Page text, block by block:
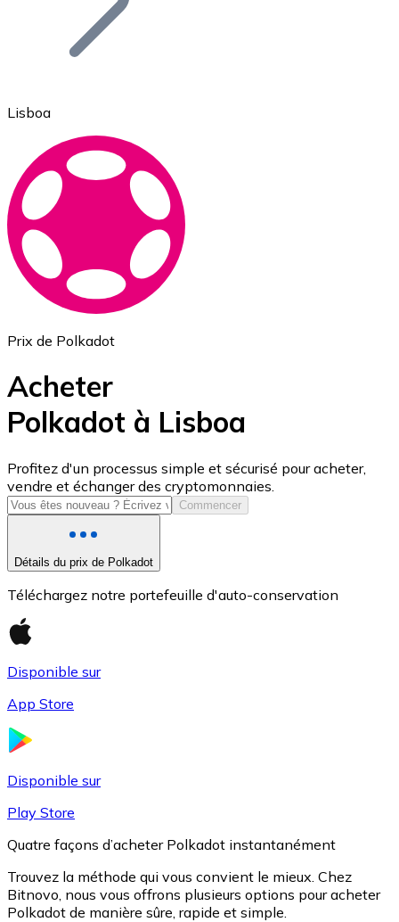
Ethereum
ETH
USD Coin
USDC
Lisboa
Prix de Polkadot
Acheter
Polkadot à Lisboa
Profitez d'un processus simple et sécurisé pour acheter,
vendre et échanger des cryptomonnaies.
Commencer
Détails du prix de Polkadot
Téléchargez notre portefeuille d'auto-conservation
Disponible sur
App Store
Disponible sur
Play Store
Quatre façons d’acheter Polkadot instantanément
Trouvez la méthode qui vous convient le mieux. Chez
Bitnovo, nous vous offrons plusieurs options pour acheter
Polkadot de manière sûre, rapide et simple.